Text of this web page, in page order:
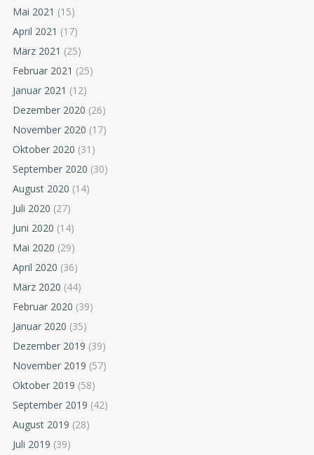
Mai 2021 (15)
April 2021 (17)
März 2021 (25)
Februar 2021 (25)
Januar 2021 (12)
Dezember 2020 (26)
November 2020 (17)
Oktober 2020 (31)
September 2020 (30)
August 2020 (14)
Juli 2020 (27)
Juni 2020 (14)
Mai 2020 (29)
April 2020 (36)
März 2020 (44)
Februar 2020 (39)
Januar 2020 (35)
Dezember 2019 (39)
November 2019 (57)
Oktober 2019 (58)
September 2019 (42)
August 2019 (28)
Juli 2019 (39)